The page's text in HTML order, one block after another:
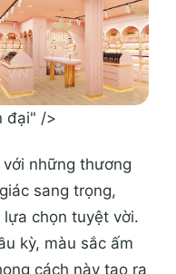
đại" />
những thương
sang trọng,
chọn tuyệt vời.
kỳ, màu sắc ấm
cách này tạo ra